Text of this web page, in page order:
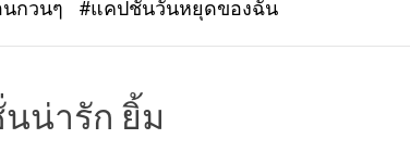
กวนๆ #แคปชั่นวันหยุดของฉัน
น่ารัก ยิ้ม